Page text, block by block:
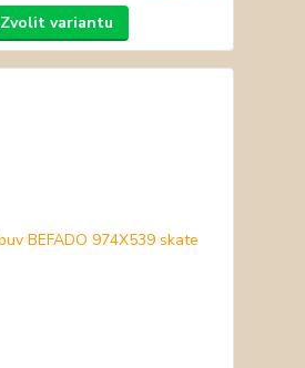
Zvolit variantu